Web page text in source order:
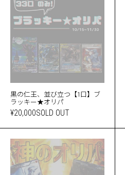
黒の仁王、並び立つ【1口】ブ
ラッキー★オリパ
¥20,000SOLD OUT